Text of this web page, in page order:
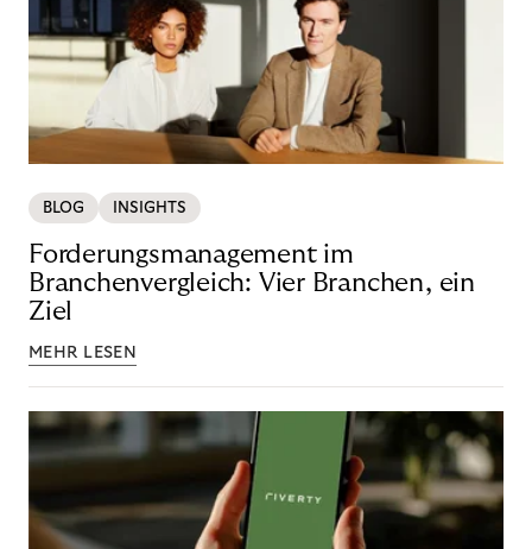
BLOG INSIGHTS
Forderungsmanagement im
Branchenvergleich: Vier Branchen, ein
Ziel
MEHR LESEN